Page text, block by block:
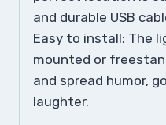
and durable USB
Easy to install: The
mounted or
and spread humor,
laughter.